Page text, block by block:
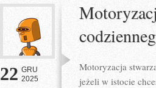
22 GRU
2025
Motoryzacja
jeżeli w istocie